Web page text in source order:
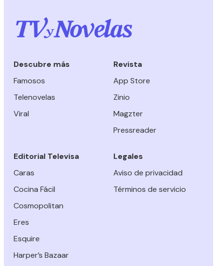
Descubre más
Famosos
Telenovelas
Viral
Revista
App Store
Zinio
Magzter
Pressreader
Editorial Televisa
Caras
Cocina Fácil
Cosmopolitan
Eres
Esquire
Harper’s Bazaar
Legales
Aviso de privacidad
Términos de servicio